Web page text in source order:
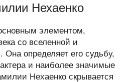
Нехаенко
элементом,
со вселенной и
определяет его судьбу,
и наиболее значимые
Нехаенко скрывается